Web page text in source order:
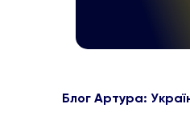
Блог Артура: